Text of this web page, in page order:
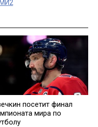
посетит финал
мира по